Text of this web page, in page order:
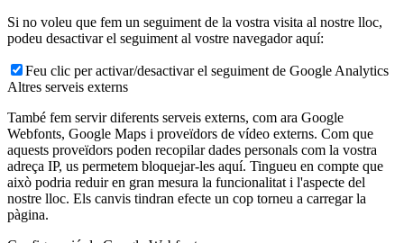
Si no voleu que fem un seguiment de la vostra visita al nostre lloc,
podeu desactivar el seguiment al vostre navegador aquí:
Feu clic per activar/desactivar el seguiment de Google Analytics
Altres serveis externs
També fem servir diferents serveis externs, com ara Google
Webfonts, Google Maps i proveïdors de vídeo externs. Com que
aquests proveïdors poden recopilar dades personals com la vostra
adreça IP, us permetem bloquejar-les aquí. Tingueu en compte que
això podria reduir en gran mesura la funcionalitat i l'aspecte del
nostre lloc. Els canvis tindran efecte un cop torneu a carregar la
pàgina.